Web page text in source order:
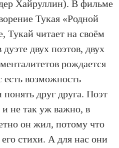
Хайруллин). В фильме
Тукая «Родной
Тукай читает на своём
двух поэтов, двух
рождается
возможность
друг друга. Поэт
не так уж важно, в
он жил, потому что
стихи. А для нас они